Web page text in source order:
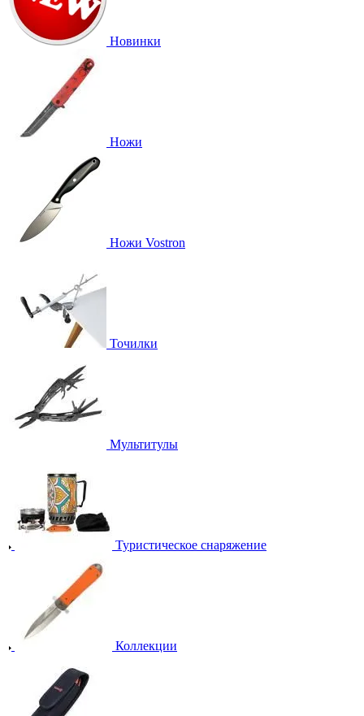
Новинки
Ножи
Ножи Vostron
Точилки
Мультитулы
Туристическое снаряжение
Коллекции